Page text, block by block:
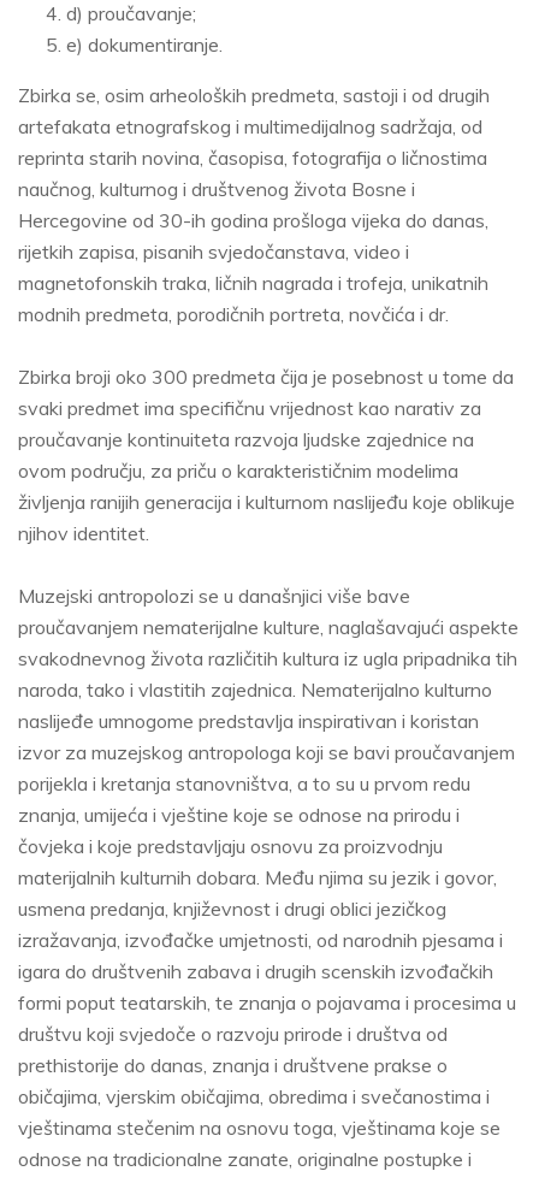
d) proučavanje;
e) dokumentiranje.
Zbirka se, osim arheoloških predmeta, sastoji i od drugih
artefakata etnografskog i multimedijalnog sadržaja, od
reprinta starih novina, časopisa, fotografija o ličnostima
naučnog, kulturnog i društvenog života Bosne i
Hercegovine od 30-ih godina prošloga vijeka do danas,
rijetkih zapisa, pisanih svjedočanstava, video i
magnetofonskih traka, ličnih nagrada i trofeja, unikatnih
modnih predmeta, porodičnih portreta, novčića i dr.
Zbirka broji oko 300 predmeta čija je posebnost u tome da
svaki predmet ima specifičnu vrijednost kao narativ za
proučavanje kontinuiteta razvoja ljudske zajednice na
ovom području, za priču o karakterističnim modelima
življenja ranijih generacija i kulturnom naslijeđu koje oblikuje
njihov identitet.
Muzejski antropolozi se u današnjici više bave
proučavanjem nematerijalne kulture, naglašavajući aspekte
svakodnevnog života različitih kultura iz ugla pripadnika tih
naroda, tako i vlastitih zajednica. Nematerijalno kulturno
naslijeđe umnogome predstavlja inspirativan i koristan
izvor za muzejskog antropologa koji se bavi proučavanjem
porijekla i kretanja stanovništva, a to su u prvom redu
znanja, umijeća i vještine koje se odnose na prirodu i
čovjeka i koje predstavljaju osnovu za proizvodnju
materijalnih kulturnih dobara. Među njima su jezik i govor,
usmena predanja, književnost i drugi oblici jezičkog
izražavanja, izvođačke umjetnosti, od narodnih pjesama i
igara do društvenih zabava i drugih scenskih izvođačkih
formi poput teatarskih, te znanja o pojavama i procesima u
društvu koji svjedoče o razvoju prirode i društva od
prethistorije do danas, znanja i društvene prakse o
običajima, vjerskim običajima, obredima i svečanostima i
vještinama stečenim na osnovu toga, vještinama koje se
odnose na tradicionalne zanate, originalne postupke i